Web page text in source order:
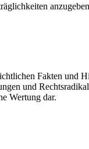
Fakten und
und
Wertung dar.